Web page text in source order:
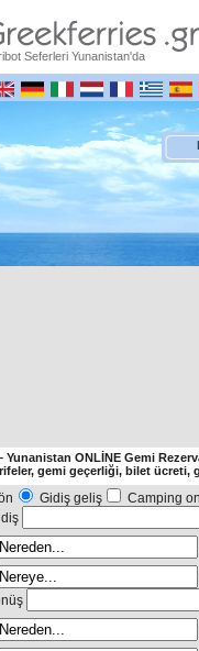
Seferleri Yunanistan'da
Yunanistan ONLİNE Gemi
gemi geçerliği, bilet ücreti,
Gidiş geliş
Camping